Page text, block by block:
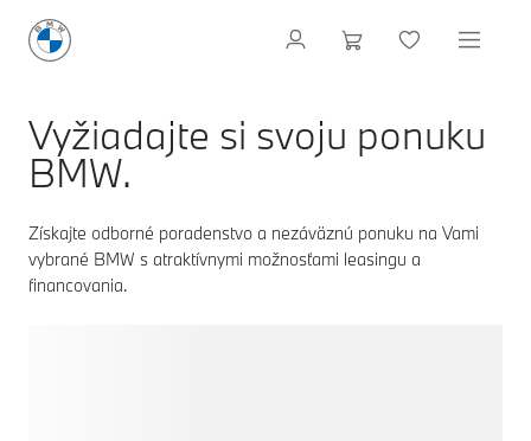
Vyžiadajte si svoju ponuku
BMW.
Získajte odborné poradenstvo a nezáväznú ponuku na Vami
vybrané BMW s atraktívnymi možnosťami leasingu a
financovania.